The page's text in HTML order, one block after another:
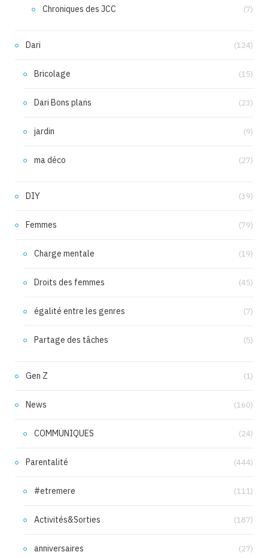
Chroniques des JCC (7)
Dari (124)
Bricolage (15)
Dari Bons plans (23)
jardin (9)
ma déco (27)
DIY (39)
Femmes (79)
Charge mentale (19)
Droits des femmes (45)
égalité entre les genres (7)
Partage des tâches (5)
Gen Z (1)
News (160)
COMMUNIQUES (24)
Parentalité (444)
#etremere (111)
Activités&Sorties (187)
anniversaires (27)